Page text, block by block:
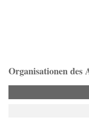
Organisationen des